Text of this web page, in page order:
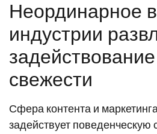
Неординарное
индустрии
свежести
Сфера контента и
задействует поведенческую